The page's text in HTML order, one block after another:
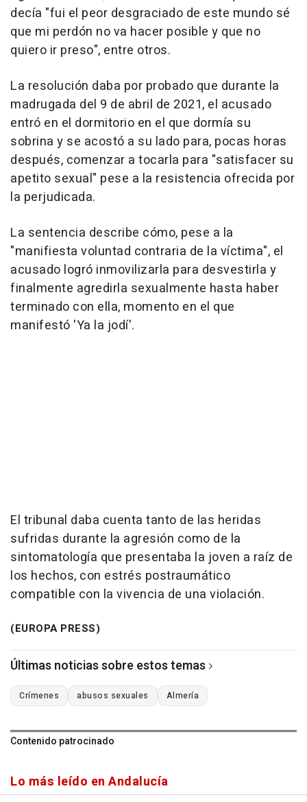
decía "fui el peor desgraciado de este mundo sé
que mi perdón no va hacer posible y que no
quiero ir preso", entre otros.
La resolución daba por probado que durante la
madrugada del 9 de abril de 2021, el acusado
entró en el dormitorio en el que dormía su
sobrina y se acostó a su lado para, pocas horas
después, comenzar a tocarla para "satisfacer su
apetito sexual" pese a la resistencia ofrecida por
la perjudicada.
La sentencia describe cómo, pese a la
"manifiesta voluntad contraria de la víctima", el
acusado logró inmovilizarla para desvestirla y
finalmente agredirla sexualmente hasta haber
terminado con ella, momento en el que
manifestó 'Ya la jodí'.
El tribunal daba cuenta tanto de las heridas
sufridas durante la agresión como de la
sintomatología que presentaba la joven a raíz de
los hechos, con estrés postraumático
compatible con la vivencia de una violación.
(EUROPA PRESS)
Últimas noticias sobre estos temas
Crímenes abusos sexuales Almería
Contenido patrocinado
Lo más leído en Andalucía